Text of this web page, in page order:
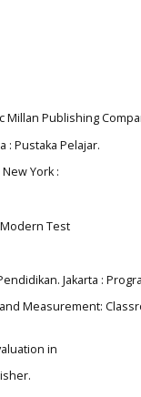
Millan Publishing
: Pustaka Pelajar.
York :
Modern Test
Jakarta :
Measurement:
in